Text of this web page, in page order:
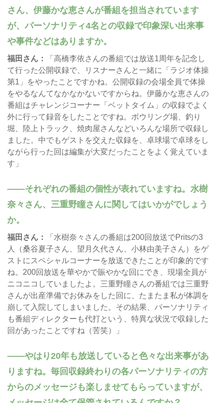
さん、伊藤かな恵さんが番組を担当されています
が、パーソナリティ4名との収録で印象深い出来事
や事件などはありますか。
福田さん：
「高橋李依さんの番組では放送1周年を記念し
て行った公開収録で、リスナーさんと一緒に「ラジオ体操
第1」をやったことですかね。公開収録の会場全員で体操
をやるなんてなかなかないですからね。伊藤かな恵さんの
番組はチャレンジコーナー「ベットタイム」の収録でよく
外に行って録音をしたことですね。ボウリング場、釣り
堀、陸上トラック、焼肉屋さんなどいろんな場所で収録し
ました。中でもゲストを交えた収録を、卓球場で卓球をし
ながら行った回は編集が大変だったことをよく覚えていま
す」
それぞれの番組の個性が表れていますね。水樹
奈々さん、三重野瞳さんに関してはいかがでしょう
か。
福田さん：
「水樹奈々さんの番組は200回放送でPritsの3
人（桑谷夏子さん、望月久代さん、小林由美子さん）をゲ
ストにスペシャルコーナーを放送できたことが印象的です
ね。200回放送を華やかで賑やかな回にでき、現場全員が
ニコニコしていましたよ。三重野瞳さんの番組では三重野
さんが出産準備でお休みをした回に、たまたま私が体調を
崩して入院してしまいました。その結果、パーソナリティ
も番組ディレクターも代打という、特異な状況で収録した
回があったことですね（苦笑）」
やはり20年も放送していると色々な出来事があ
りますね。毎回収録終わりの各パーソナリティの方
からのメッセージも楽しませてもらっていますが、